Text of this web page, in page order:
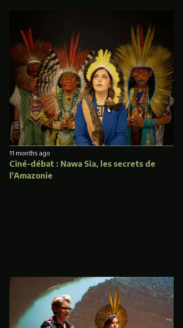
11 months ago
Ciné-débat : Nawa Sia, les secrets de
l'Amazonie